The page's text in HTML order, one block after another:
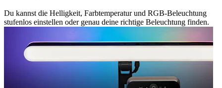
Du kannst die Helligkeit, Farbtemperatur und RGB-Beleuchtung
stufenlos einstellen oder genau deine richtige Beleuchtung finden.